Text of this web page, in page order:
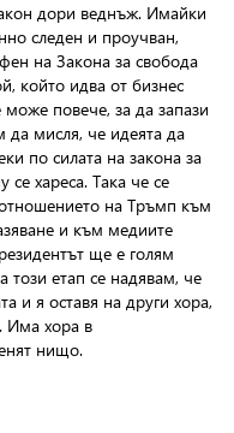
дори веднъж. Имайки
следен и проучван,
на Закона за свобода
който идва от бизнес
може повече, за да запази
да мисля, че идеята да
по силата на закона за
хареса. Така че се
на Тръмп към
и към медиите
ще е голям
етап се надявам, че
и я оставя на други хора,
Има хора в
нищо.